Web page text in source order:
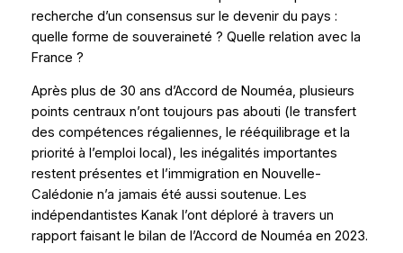
recherche d’un consensus sur le devenir du pays :
quelle forme de souveraineté ? Quelle relation avec la
France ?
Après plus de 30 ans d’Accord de Nouméa, plusieurs
points centraux n’ont toujours pas abouti (le transfert
des compétences régaliennes, le rééquilibrage et la
priorité à l’emploi local), les inégalités importantes
restent présentes et l’immigration en Nouvelle-
Calédonie n’a jamais été aussi soutenue. Les
indépendantistes Kanak l’ont déploré à travers un
rapport faisant le bilan de l’Accord de Nouméa en 2023.